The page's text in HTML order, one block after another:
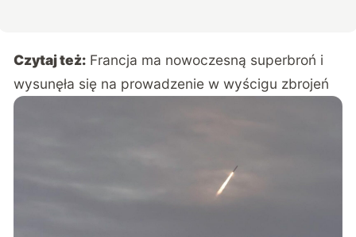
Czytaj też: Francja ma nowoczesną superbroń i
wysunęła się na prowadzenie w wyścigu zbrojeń